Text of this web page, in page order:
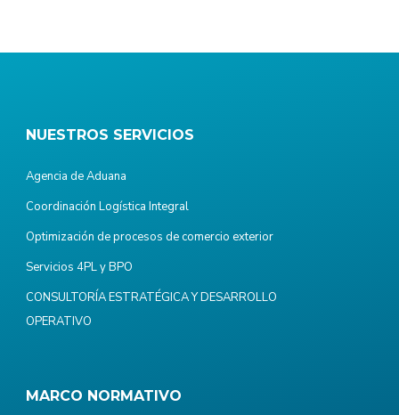
NUESTROS SERVICIOS
Agencia de Aduana
Coordinación Logística Integral
Optimización de procesos de comercio exterior
Servicios 4PL y BPO
CONSULTORÍA ESTRATÉGICA Y DESARROLLO
OPERATIVO
MARCO NORMATIVO